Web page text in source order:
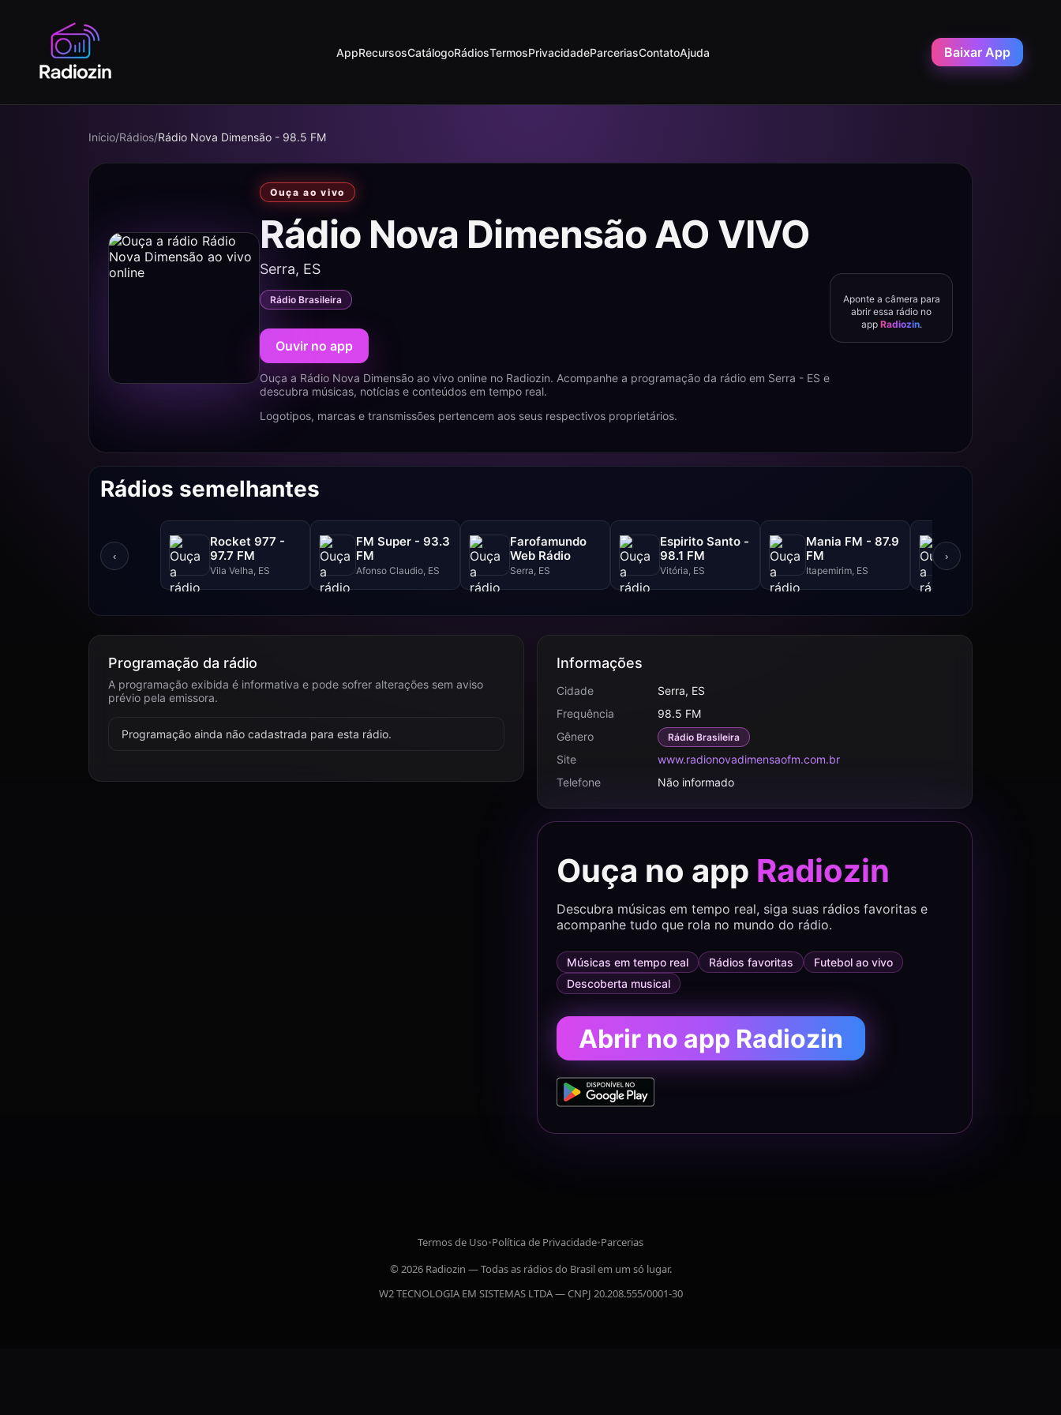
AppRecursosCatálogoRádiosTermosPrivacidadeParceriasContatoAjuda Baixar App
Início/Rádios/Rádio Nova Dimensão - 98.5 FM
Ouça ao vivo
Rádio Nova Dimensão AO VIVO
Serra, ES
Rádio Brasileira
Ouvir no app
Ouça a Rádio Nova Dimensão ao vivo online no Radiozin. Acompanhe a programação da rádio em Serra - ES e
descubra músicas, notícias e conteúdos em tempo real.
Logotipos, marcas e transmissões pertencem aos seus respectivos proprietários.
Aponte a câmera para
abrir essa rádio no
app Radiozin.
Rádios semelhantes
‹
Rocket 977 -
97.7 FM
Vila Velha, ES
FM Super - 93.3
FM
Afonso Claudio, ES
Farofamundo
Web Rádio
Serra, ES
Espirito Santo -
98.1 FM
Vitória, ES
Mania FM - 87.9
FM
Itapemirim, ES
FM
Guarapari, ES
›
Programação da rádio
A programação exibida é informativa e pode sofrer alterações sem aviso
prévio pela emissora.
Programação ainda não cadastrada para esta rádio.
Informações
Cidade
Serra, ES
Frequência
98.5 FM
Gênero
Rádio Brasileira
Site
www.radionovadimensaofm.com.br
Telefone
Não informado
Ouça no app Radiozin
Descubra músicas em tempo real, siga suas rádios favoritas e
acompanhe tudo que rola no mundo do rádio.
Músicas em tempo real Rádios favoritas
Futebol ao vivo
Descoberta musical
Abrir no app Radiozin
Termos de Uso•Política de Privacidade•Parcerias
© 2026 Radiozin — Todas as rádios do Brasil em um só lugar.
W2 TECNOLOGIA EM SISTEMAS LTDA — CNPJ 20.208.555/0001-30